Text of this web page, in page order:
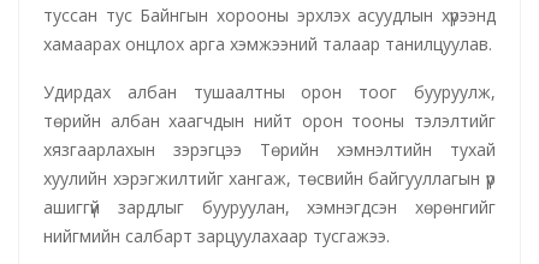
туссан тус Байнгын хорооны эрхлэх асуудлын хүрээнд
хамаарах онцлох арга хэмжээний талаар танилцуулав.
Удирдах албан тушаалтны орон тоог бууруулж,
төрийн албан хаагчдын нийт орон тооны тэлэлтийг
хязгаарлахын зэрэгцээ Төрийн хэмнэлтийн тухай
хуулийн хэрэгжилтийг хангаж, төсвийн байгууллагын үр
ашиггүй зардлыг бууруулан, хэмнэгдсэн хөрөнгийг
нийгмийн салбарт зарцуулахаар тусгажээ.